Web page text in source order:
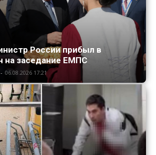
России прибыл в
на заседание ЕМПС
- 06.08.2026 17:21